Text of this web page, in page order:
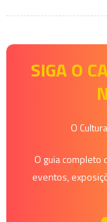
SIGA O
O
O guia
eventos,